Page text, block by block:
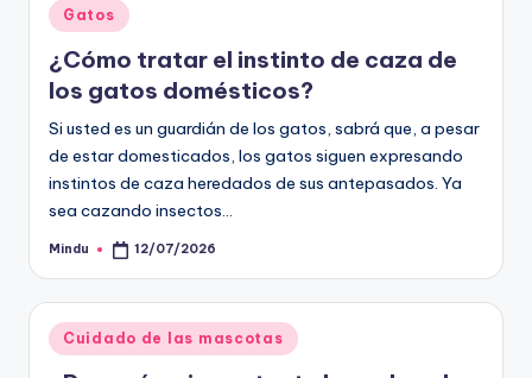
Publicado
en
Gatos
¿Cómo tratar el instinto de caza de
los gatos domésticos?
Si usted es un guardián de los gatos, sabrá que, a pesar
de estar domesticados, los gatos siguen expresando
instintos de caza heredados de sus antepasados. Ya
sea cazando insectos…
Publicado
Mindu 12/07/2026
Publicado
en
Cuidado de las mascotas